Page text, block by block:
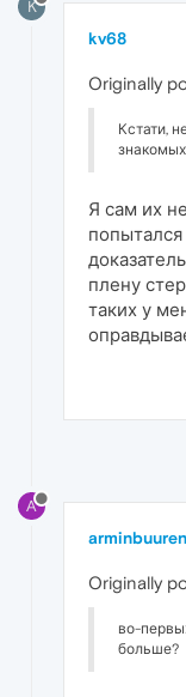
K
kv68
Originally
Кстати,
знакомых.
Я сам их
попытался
плену
таких у
A
arminbuuren
Originally
во-
больше?